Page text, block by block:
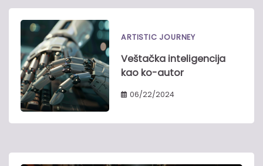
ARTISTIC JOURNEY
Veštačka inteligencija
kao ko-autor
06/22/2024